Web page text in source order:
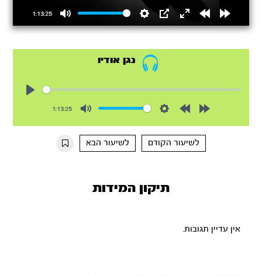
1:13:25
Mute Settings
PIP
EnterRewindForward
נגן אודיו
1:13:25
10s
10s
לשיעור הקודם
לשיעור הבא
תיקון המידות
אין עדיין תגובות.